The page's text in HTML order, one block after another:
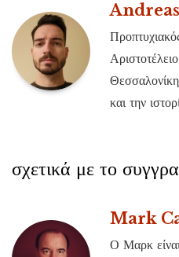
και την
σχετικά με το
Mark
Ο Μαρκ